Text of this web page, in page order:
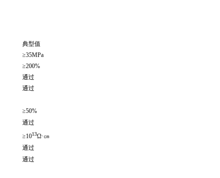
典型值
≥35MPa
≥200%
通过
通过
≥50%
通过
≥1013Ω·㎝
通过
通过